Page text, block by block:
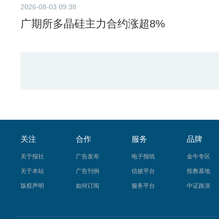
2026-08-03 09:38
​广期所多晶硅主力合约涨超8%